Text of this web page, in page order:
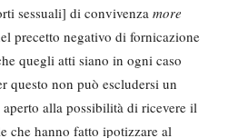
sessuali] di convivenza more
precetto negativo di fornicazione
quegli atti siano in ogni caso
non può escludersi un
alla possibilità di ricevere il
che hanno fatto ipotizzare al